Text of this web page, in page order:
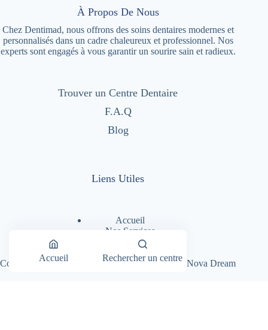
À Propos De Nous
Chez Dentimad, nous offrons des soins dentaires modernes et
personnalisés dans un cadre chaleureux et professionnel. Nos
experts sont engagés à vous garantir un sourire sain et radieux.
Trouver un Centre Dentaire
F.A.Q
Blog
Liens Utiles
Accueil
Nos Services
Nos Centres Dentaires
A Propos
Copyright © 2026 - Dentimad |Création Site par Nova Dream
Accueil Rechercher un centre